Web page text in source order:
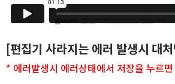
[편집기 사라지는 에러 발생시 대
* 에러발생시 에러상태에서 저장을 누르